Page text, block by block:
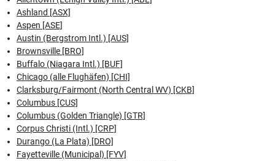
Ashland [ASX]
Aspen [ASE]
Austin (Bergstrom Intl.) [AUS]
Brownsville [BRO]
Buffalo (Niagara Intl.) [BUF]
Chicago (alle Flughäfen) [CHI]
Clarksburg/Fairmont (North Central WV) [CKB]
Columbus [CUS]
Columbus (Golden Triangle) [GTR]
Corpus Christi (Intl.) [CRP]
Durango (La Plata) [DRO]
Fayetteville (Municipal) [FYV]